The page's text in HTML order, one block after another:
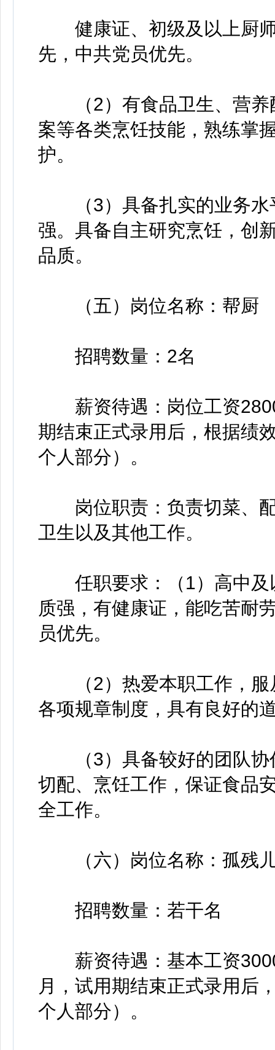
健康证、初级及以上厨师
先，中共党员优先。
（2）有食品卫生、营养
案等各类烹饪技能，熟练掌
护。
（3）具备扎实的业务水
强。具备自主研究烹饪，创
品质。
（五）岗位名称：帮厨
招聘数量：2名
薪资待遇：岗位工资
期结束正式录用后，根据绩
个人部分）。
岗位职责：负责切菜、配
卫生以及其他工作。
任职要求：（1）高中及
质强，有健康证，能吃苦耐
员优先。
（2）热爱本职工作，服
各项规章制度，具有良好的
（3）具备较好的团队协
切配、烹饪工作，保证食品
全工作。
（六）岗位名称：孤残
招聘数量：若干名
薪资待遇：基本工资
月，试用期结束正式录用后
个人部分）。